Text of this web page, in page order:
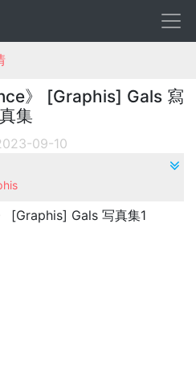
》 [Graphis] Gals 寫
真集
09-10